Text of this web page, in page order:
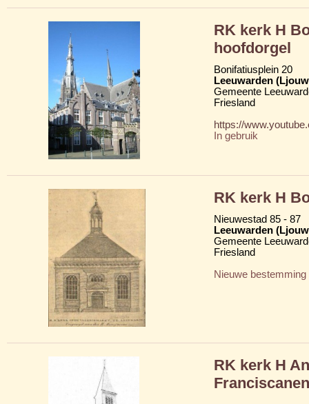
RK kerk H
hoofdorgel
Bonifatiusplein 20
Leeuwarden
Gemeente
Friesland
https://
In gebruik
RK kerk H
Nieuwestad 85 - 87
Leeuwarden
Gemeente
Friesland
Nieuwe bestemming
RK kerk H